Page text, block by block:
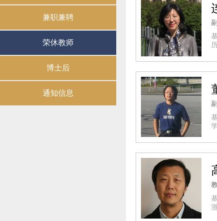
兼职兼聘
荣休教师
博士后
通知信息